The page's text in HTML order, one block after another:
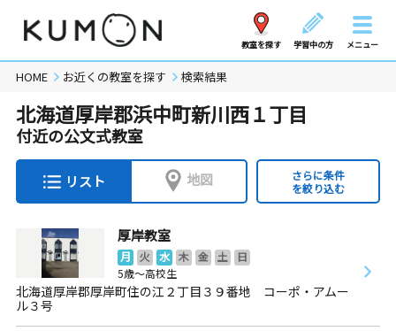
教室を探す 学習中の方 メニュー
HOME お近くの教室を探す 検索結果
北海道厚岸郡浜中町新川西１丁目
付近の公文式教室
リスト 地図
さらに条件
を絞り込む
厚岸教室
月 火 水 木 金 土
日
5歳～高校生
北海道厚岸郡厚岸町住の江２丁目３９番地 コーポ・アムー
ル３号